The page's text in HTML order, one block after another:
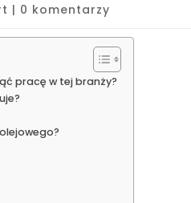
| 0 komentarzy
pracę w tej branży?